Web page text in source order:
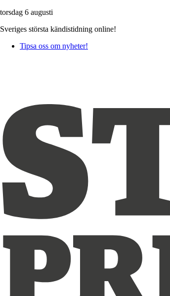
torsdag 6 augusti
Sveriges största kändistidning online!
Tipsa oss om nyheter!